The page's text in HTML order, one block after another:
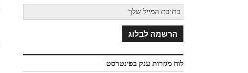
לוח מגזרות ענק בפינטרסט